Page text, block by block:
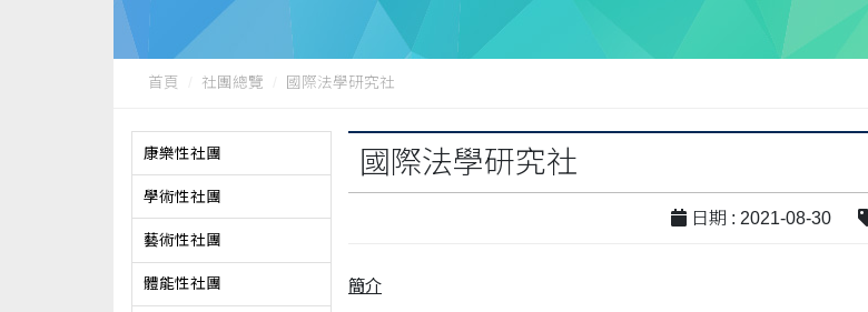
首頁 社團總覽 國際法學研究社
康樂性社團
學術性社團
藝術性社團
體能性社團
國際法學研究社
日期 : 2021-08-30
簡介